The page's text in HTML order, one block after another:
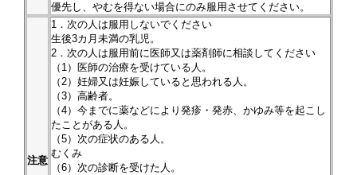
優先し、やむを得ない場合にのみ服用させてください。
注意
1．次の人は服用しないでください
生後3カ月未満の乳児。
2．次の人は服用前に医師又は薬剤師に相談してください
（1）医師の治療を受けている人。
（2）妊婦又は妊娠していると思われる人。
（3）高齢者。
（4）今までに薬などにより発疹・発赤、かゆみ等を起こし
たことがある人。
（5）次の症状のある人。
むくみ
（6）次の診断を受けた人。